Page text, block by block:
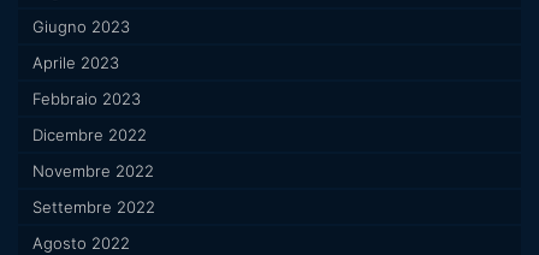
Giugno 2023
Aprile 2023
Febbraio 2023
Dicembre 2022
Novembre 2022
Settembre 2022
Agosto 2022